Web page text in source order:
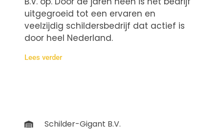
uitgegroeid tot een ervaren en
veelzijdig schildersbedrijf dat actief is
door heel Nederland.
Lees verder
Schilder-Gigant B.V.